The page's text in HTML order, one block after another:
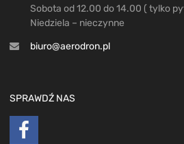
Sobota od 12.00 do 14.00 ( tylko
Niedziela – nieczynne
biuro@aerodron.pl
SPRAWDŹ NAS